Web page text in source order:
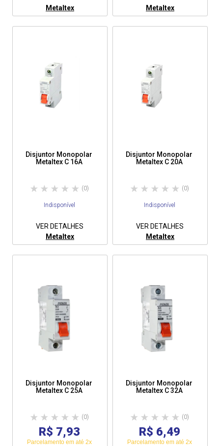
Metaltex
Metaltex
Disjuntor Monopolar
Metaltex C 16A
(0)
Indisponível
VER DETALHES
Metaltex
Disjuntor Monopolar
Metaltex C 20A
(0)
Indisponível
VER DETALHES
Metaltex
Disjuntor Monopolar
Metaltex C 25A
(0)
R$ 7,93
Parcelamento em até 2x
Disjuntor Monopolar
Metaltex C 32A
(0)
R$ 6,49
Parcelamento em até 2x